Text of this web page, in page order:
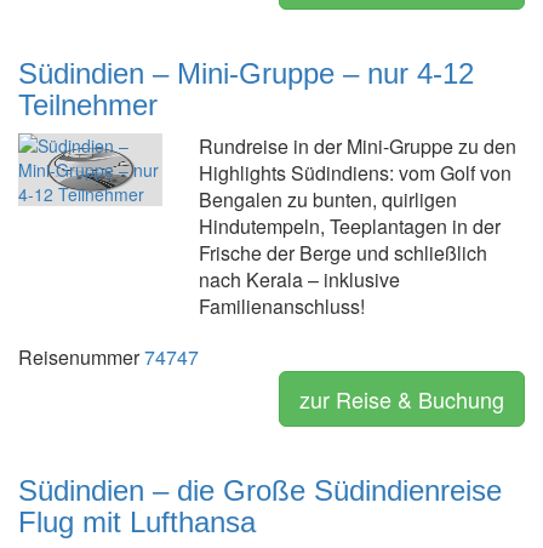
Südindien – Mini-Gruppe – nur 4-12
Teilnehmer
Rundreise in der Mini-Gruppe zu den
Highlights Südindiens: vom Golf von
Bengalen zu bunten, quirligen
Hindutempeln, Teeplantagen in der
Frische der Berge und schließlich
nach Kerala – inklusive
Familienanschluss!
Reisenummer74747
zur Reise & Buchung
Südindien – die Große Südindienreise
Flug mit Lufthansa